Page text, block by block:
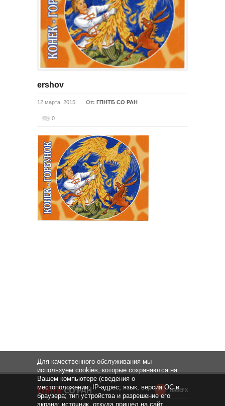
ershov
12 марта, 2015 От: ГПНТБ СО РАН
0
НАВЕРХ
Для качественного обслуживания мы
используем cookies, которые сохраняются на
Вашем компьютере (сведения о
местоположении; IP-адрес; язык, версия ОС и
браузера; тип устройства и разрешение его
экрана; источник, откуда пришел на сайт